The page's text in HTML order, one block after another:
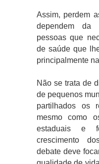
Assim, perdem
dependem
pessoas que
de saúde que
principalmente
Não se trata de
de pequenos
partilhados os
mesmo como
estaduais e
crescimento
debate deve